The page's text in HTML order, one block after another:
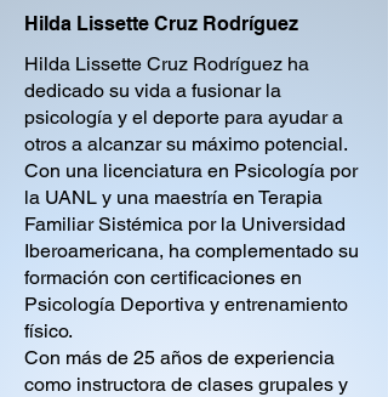
Hilda Lissette Cruz Rodríguez
Hilda Lissette Cruz Rodríguez ha
dedicado su vida a fusionar la
psicología y el deporte para ayudar a
otros a alcanzar su máximo potencial.
Con una licenciatura en Psicología por
la UANL y una maestría en Terapia
Familiar Sistémica por la Universidad
Iberoamericana, ha complementado su
formación con certificaciones en
Psicología Deportiva y entrenamiento
físico.
Con más de 25 años de experiencia
como instructora de clases grupales y